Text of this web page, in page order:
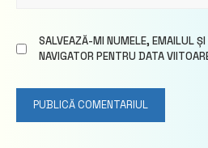
SALVEAZĂ-MI NUMELE, EMAILUL
NAVIGATOR PENTRU DATA